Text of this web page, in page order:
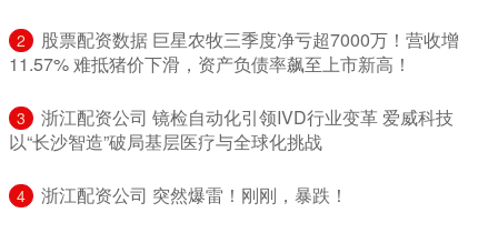
2
​股票配资数据 巨星农牧三季度净亏超7000万！营收增
11.57% 难抵猪价下滑，资产负债率飙至上市新高！
3
​浙江配资公司 镜检自动化引领IVD行业变革 爱威科技
以“长沙智造”破局基层医疗与全球化挑战
4 ​浙江配资公司 突然爆雷！刚刚，暴跌！